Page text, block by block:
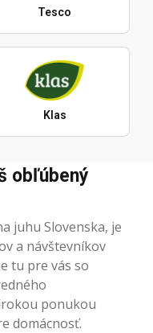
Tesco
Klas
obľúbený
juhu Slovenska, je
a návštevníkov
tu pre vás so
ponukou
domácnosť.